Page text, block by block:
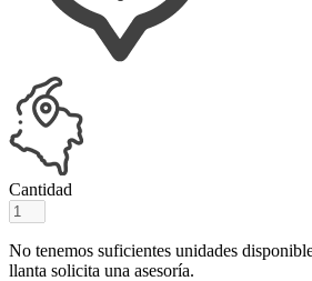
Cantidad
No tenemos suficientes unidades
llanta solicita una asesoría.